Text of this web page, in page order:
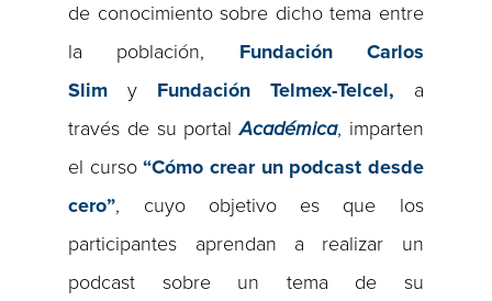
de conocimiento sobre dicho tema entre
la población, Fundación Carlos
Slim y Fundación Telmex-Telcel, a
través de su portalAcadémica, imparten
el curso“Cómo crear un podcast desde
cero”, cuyo objetivo es que los
participantes aprendan a realizar un
podcast sobre un tema de su